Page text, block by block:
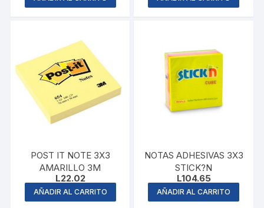
POST IT NOTE 3X3
AMARILLO 3M
L22.02
AÑADIR AL CARRITO
NOTAS ADHESIVAS 3X3
STICK?N
L104.65
AÑADIR AL CARRITO